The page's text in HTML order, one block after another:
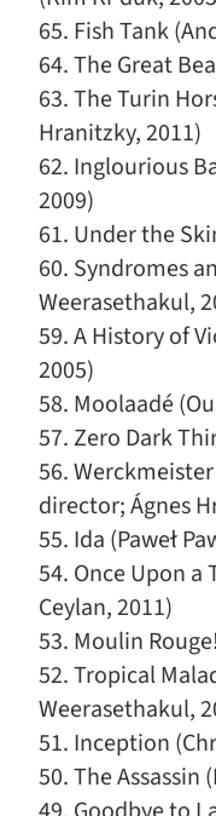
65. Fish Tank
64. The Great
63. The Turin
Hranitzky, 2011)
62. Inglourious
2009)
61. Under the
60. Syndromes
Weerasethakul,
59. A History of
2005)
58. Moolaadé
57. Zero Dark
56.
director; Ágnes
55. Ida (Paweł
54. Once Upon
Ceylan, 2011)
53. Moulin
52. Tropical
Weerasethakul,
51. Inception
50. The Assassin